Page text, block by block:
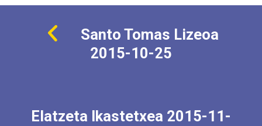
Santo Tomas Lizeoa
2015-10-25
Elatzeta Ikastetxea 2015-11-